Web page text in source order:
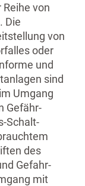
von
Die
von
oder
und
sind
Umgang
Gefähr­
Schalt­
des
Gefahr­
mit